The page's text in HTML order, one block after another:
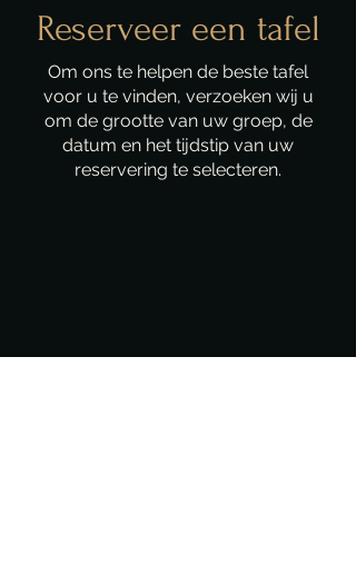
Reserveer een tafel
Om ons te helpen de beste tafel
voor u te vinden, verzoeken wij u
om de grootte van uw groep, de
datum en het tijdstip van uw
reservering te selecteren.